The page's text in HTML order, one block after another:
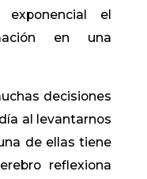
el
en una
decisiones
al levantarnos
de ellas tiene
reflexiona